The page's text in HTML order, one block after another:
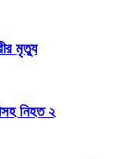
মৃত্যু
নিহত ২